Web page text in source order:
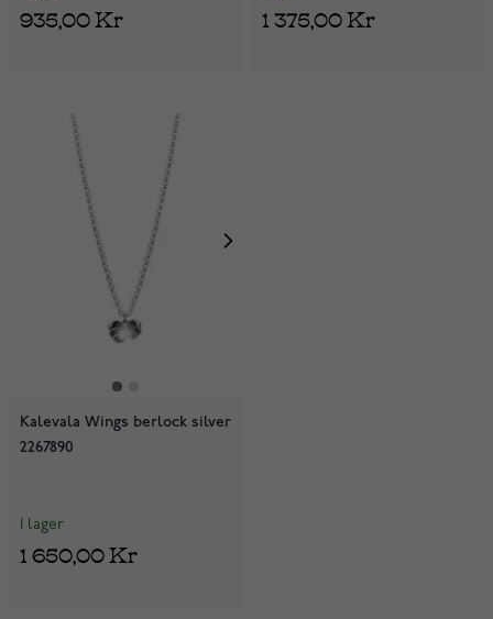
935,00 Kr 1 375,00 Kr
Kalevala Wings berlock silver
2267890
I lager
1 650,00 Kr